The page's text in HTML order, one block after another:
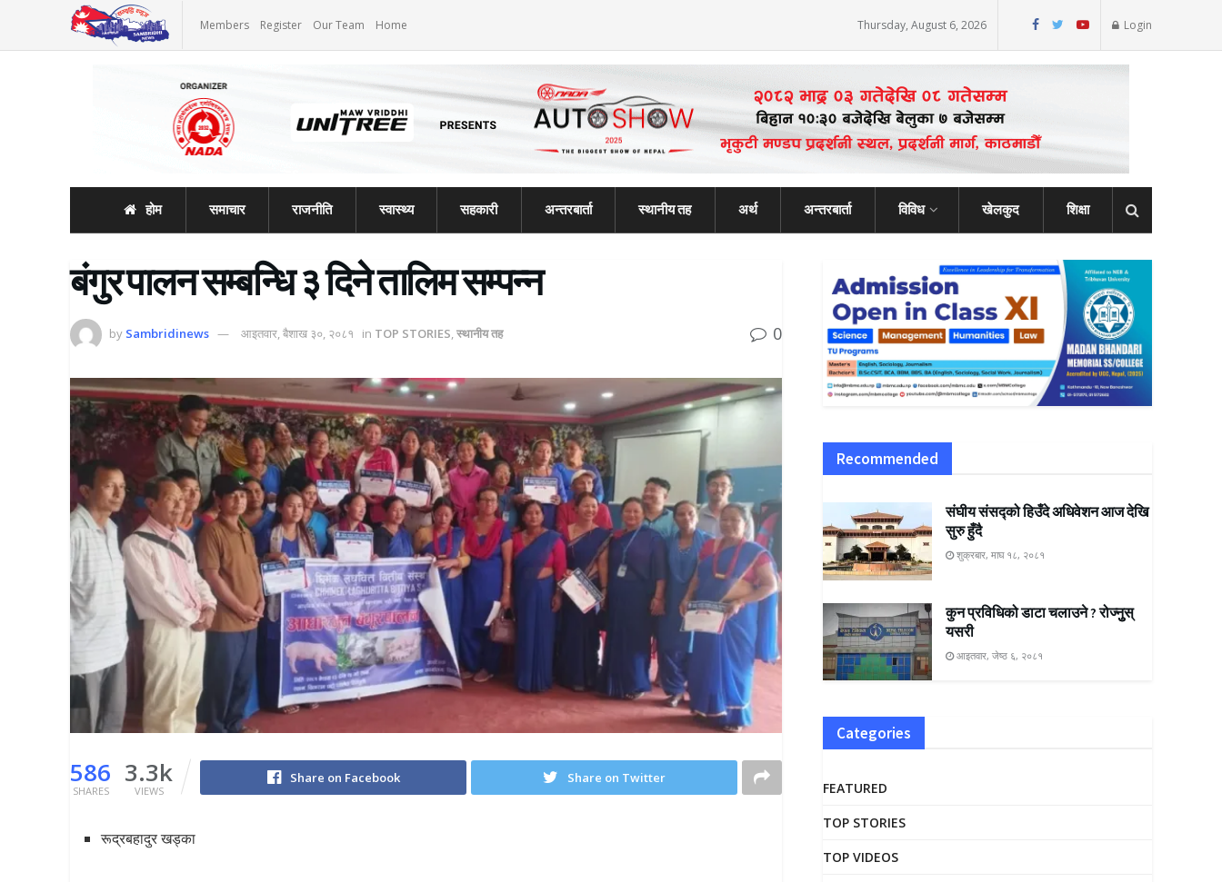
Members Register Our Team Home Thursday, August 6, 2026 Login
होम समाचार राजनीति स्वास्थ्य सहकारी अन्तरबार्ता स्थानीय तह अर्थ अन्तरबार्ता विविध खेलकुद शिक्षा
बंगुर पालन सम्बन्धि ३ दिने तालिम सम्पन्न
by Sambridinews आइतवार, बैशाख ३०, २०८१ in TOP STORIES,स्थानीय तह 0
586
SHARES
3.3k
VIEWS
Share on Facebook Share on Twitter
रूद्रबहादुर खड्का
Recommended
संघीय संसद्को हिउँदे अधिवेशन आज देखि
सुरु हुँदै
शुक्रबार, माघ १८, २०८१
कुन प्रविधिको डाटा चलाउने ? रोज्नुुस्
यसरी
आइतवार, जेष्ठ ६, २०८१
Categories
FEATURED
TOP STORIES
TOP VIDEOS